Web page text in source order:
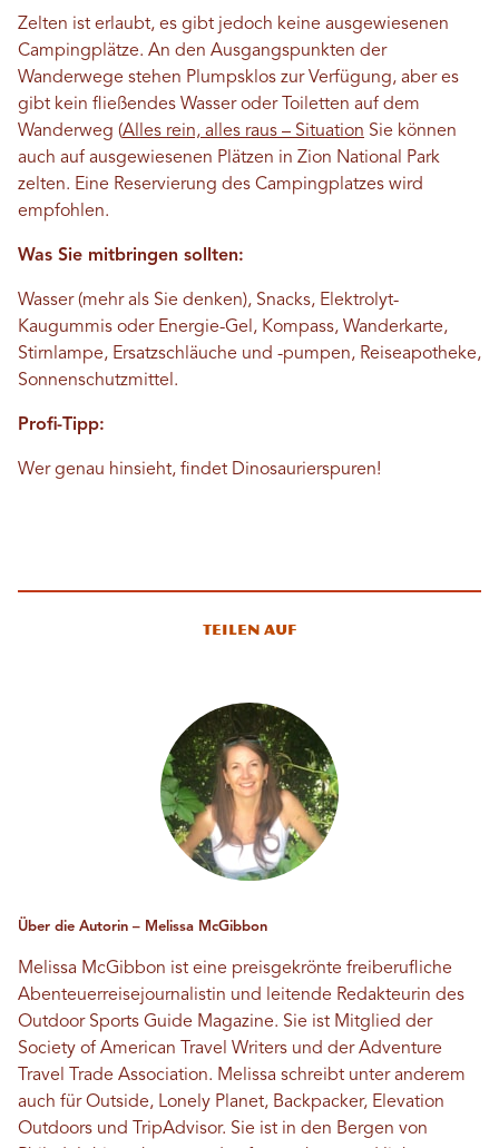
Zelten ist erlaubt, es gibt jedoch keine ausgewiesenen
Campingplätze. An den Ausgangspunkten der
Wanderwege stehen Plumpsklos zur Verfügung, aber es
gibt kein fließendes Wasser oder Toiletten auf dem
Wanderweg (Alles rein, alles raus – Situation Sie können
auch auf ausgewiesenen Plätzen in Zion National Park
zelten. Eine Reservierung des Campingplatzes wird
empfohlen.
Was Sie mitbringen sollten:
Wasser (mehr als Sie denken), Snacks, Elektrolyt-
Kaugummis oder Energie-Gel, Kompass, Wanderkarte,
Stirnlampe, Ersatzschläuche und -pumpen, Reiseapotheke,
Sonnenschutzmittel.
Profi-Tipp:
Wer genau hinsieht, findet Dinosaurierspuren!
Teilen auf
Über die Autorin – Melissa McGibbon
Melissa McGibbon ist eine preisgekrönte freiberufliche
Abenteuerreisejournalistin und leitende Redakteurin des
Outdoor Sports Guide Magazine. Sie ist Mitglied der
Society of American Travel Writers und der Adventure
Travel Trade Association. Melissa schreibt unter anderem
auch für Outside, Lonely Planet, Backpacker, Elevation
Outdoors und TripAdvisor. Sie ist in den Bergen von